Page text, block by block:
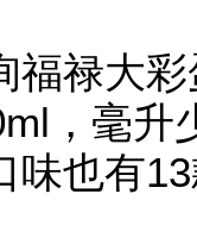
福禄大
，毫升
味也有